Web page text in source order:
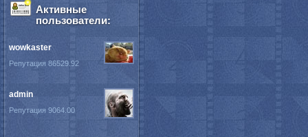
Активные
пользователи:
wowkaster
Репутация 86529.92
admin
Репутация 9064.00